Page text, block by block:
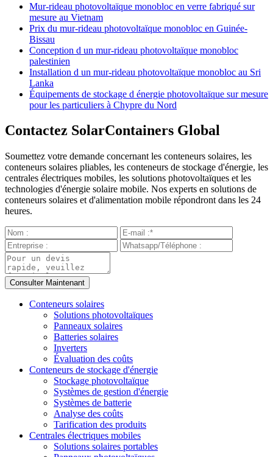
Mur-rideau photovoltaïque monobloc en verre fabriqué sur
mesure au Vietnam
Prix du mur-rideau photovoltaïque monobloc en Guinée-
Bissau
Conception d un mur-rideau photovoltaïque monobloc
palestinien
Installation d un mur-rideau photovoltaïque monobloc au Sri
Lanka
Équipements de stockage d énergie photovoltaïque sur mesure
pour les particuliers à Chypre du Nord
Contactez SolarContainers Global
Soumettez votre demande concernant les conteneurs solaires, les
conteneurs solaires pliables, les conteneurs de stockage d'énergie, les
centrales électriques mobiles, les solutions photovoltaïques et les
technologies d'énergie solaire mobile. Nos experts en solutions de
conteneurs solaires et d'alimentation mobile répondront dans les 24
heures.
Conteneurs solaires
Solutions photovoltaïques
Panneaux solaires
Batteries solaires
Inverters
Évaluation des coûts
Conteneurs de stockage d'énergie
Stockage photovoltaïque
Systèmes de gestion d'énergie
Systèmes de batterie
Analyse des coûts
Tarification des produits
Centrales électriques mobiles
Solutions solaires portables